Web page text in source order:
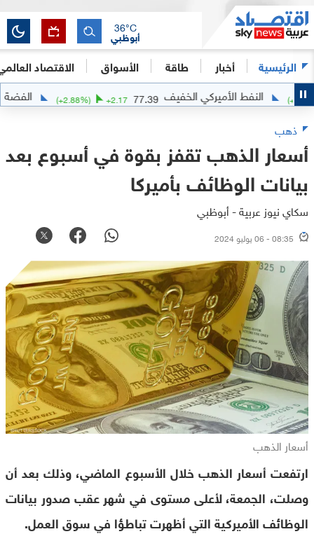
الرئيسية أخبار طاقة الأسواق الاقتصاد
أبوظبي
36°C
النفط الأميركي الخفيف 77.39
+2.17
(+ 2.88%) الفضة
ذهب
أسعار الذهب تقفز بقوة في أسبوع بعد
بيانات الوظائف بأميركا
سكاي نيوز عربية - أبوظبي
08:35 - 06 يوليو 2024
أسعار الذهب
ارتفعت أسعار الذهب خلال الأسبوع الماضي، وذلك بعد أن
وصلت، الجمعة، لأعلى مستوى في شهر عقب صدور بيانات
الوظائف الأميركية التي أظهرت تباطؤا في سوق العمل.